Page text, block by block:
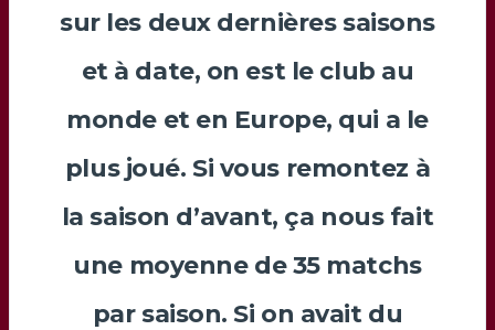
sur les deux dernières saisons
et à date, on est le club au
monde et en Europe, qui a le
plus joué. Si vous remontez à
la saison d’avant, ça nous fait
une moyenne de 35 matchs
par saison. Si on avait du